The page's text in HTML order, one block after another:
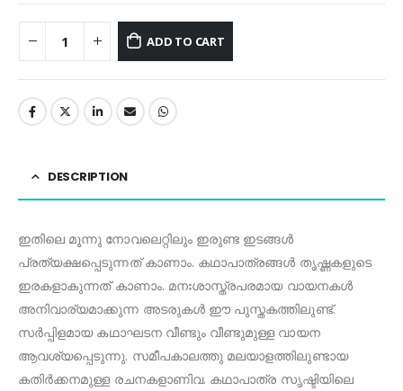
ADD TO CART
DESCRIPTION
ഇതിലെ മൂന്നു നോവലെറ്റിലും ഇരുണ്ട ഇടങ്ങൾ
പ്രത്യക്ഷപ്പെടുന്നത് കാണാം. കഥാപാത്രങ്ങൾ തൃഷ്ണകളുടെ
ഇരകളാകുന്നത് കാണാം. മനഃശാസ്ത്രപരമായ വായനകൾ
അനിവാര്യമാക്കുന്ന അടരുകൾ ഈ പുസ്തകത്തിലുണ്ട്.
സർപ്പിളമായ കഥാഘടന വീണ്ടും വീണ്ടുമുള്ള വായന
ആവശ്യപ്പെടുന്നു. സമീപകാലത്തു മലയാളത്തിലുണ്ടായ
കതിർക്കനമുള്ള രചനകളാണിവ. കഥാപാത്ര സൃഷ്ടിയിലെ